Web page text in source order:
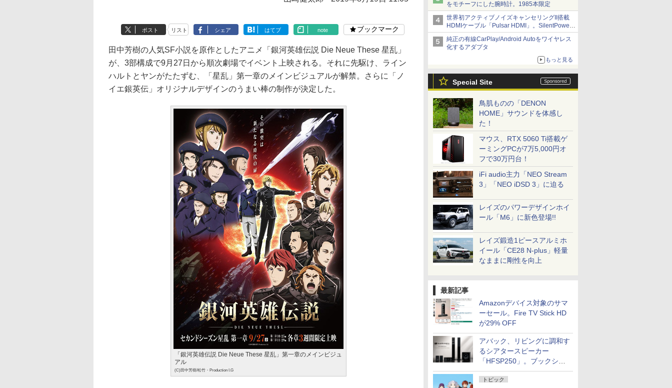
をモチーフにした腕時計。1985本限定
世界初アクティブノイズキャンセリングII搭載
HDMIケーブル「Pulsar HDMI」。SilentPower
から
純正の有線CarPlay/Android Autoをワイヤレス
化するアダプタ
もっと見る
Special Site
鳥肌ものの「DENON
HOME」サウンドを体感し
た！
マウス、RTX 5060 Ti搭載ゲ
ーミングPCが7万5,000円オ
フで30万円台！
iFi audio主力「NEO Stream
3」「NEO iDSD 3」に迫る
レイズのパワーデザインホイ
ール「M6」に新色登場!!
レイズ鍛造1ピースアルミホ
イール「CE28 N-plus」軽量
なままに剛性を向上
最新記事
Amazonデバイス対象のサマ
ーセール。Fire TV Stick HD
が29% OFF
アバック、リビングに調和す
るシアタースピーカー
「HFSP250」。ブックシェ
ルフはペア3万円以下
トピック
ポスト リスト シェア はてブ note ブックマーク
田中芳樹の人気SF小説を原作としたアニメ「銀河英雄伝説 Die Neue These 星乱」
が、3部構成で9月27日から順次劇場でイベント上映される。それに先駆け、ライン
ハルトとヤンがたたずむ、「星乱」第一章のメインビジュアルが解禁。さらに「ノ
イエ銀英伝」オリジナルデザインのうまい棒の制作が決定した。
「銀河英雄伝説 Die Neue These 星乱」第一章のメインビジュ
アル
(C)田中芳樹/松竹・Production I.G